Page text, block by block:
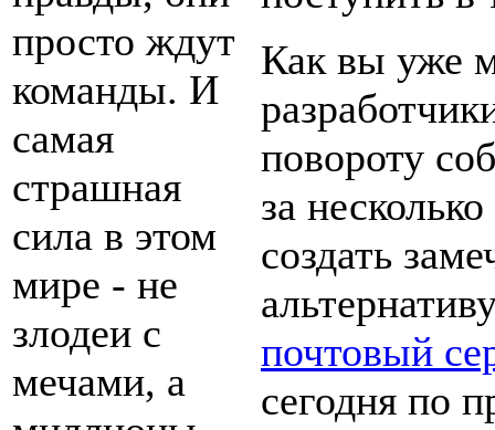
просто ждут
команды. И
самая
страшная
сила в этом
мире - не
злодеи с
мечами, а
Как вы уже
повороту
за
создать
почтовый
сегодня по